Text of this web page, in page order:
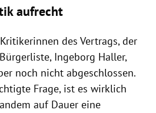
aufrecht
des Vertrags, der
Ingeborg Haller,
noch nicht abgeschlossen.
Frage, ist es wirklich
auf Dauer eine